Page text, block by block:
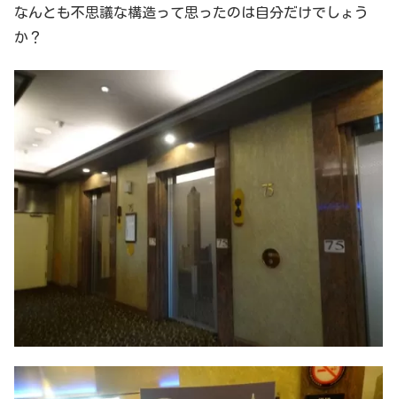
なんとも不思議な構造って思ったのは自分だけでしょう
か？